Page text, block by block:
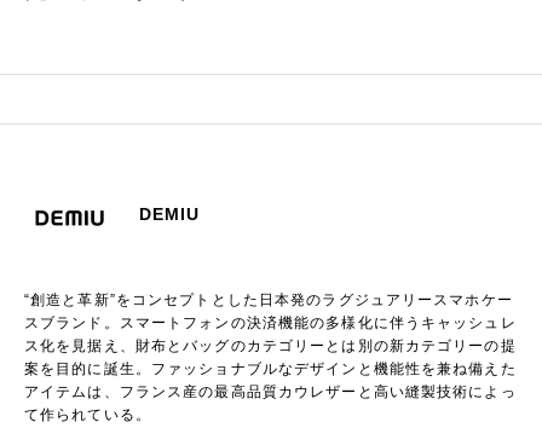
DEMIU
“創造と革新”をコンセプトとした日本発のラグジュアリースマホケー
スブランド。スマートフォンの決済機能の多様化に伴うキャッシュレ
ス化を見据え、財布とバッグのカテゴリーとは別の新カテゴリーの提
案を目的に誕生。ファッショナブルなデザインと機能性を兼ね備えた
アイテムは、フランス産の最高品質カウレザーと高い縫製技術によっ
て作られている。